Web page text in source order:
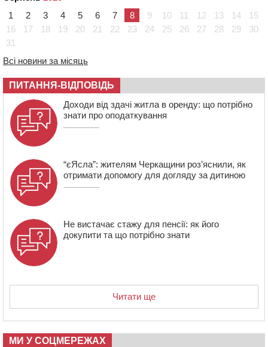
“Черкасиводоканал” пропонує підвищити
тарифи на воду та водовідведення з 2027 року
09:08
08:22 “На щиті” у Чорнобаївську громаду повертається
полеглий біля Кліщіївки воїн
07:30 Понад 968 мільйонів гривень земельного податку
сплатили на Черкащині
1
2 3 4 5 6 7 8 9 10 11 12 13 14
15
16
17 18 19 20 21 22 23 24 25 26 27 28 29
30
31
Всі новини за місяць
ПИТАННЯ-ВІДПОВІДЬ
Доходи від здачі житла в оренду: що потрібно
знати про оподаткування
“єЯсла”: жителям Черкащини роз’яснили, як
отримати допомогу для догляду за дитиною
Не вистачає стажу для пенсії: як його
докупити та що потрібно знати
Читати ще
МИ У СОЦМЕРЕЖАХ